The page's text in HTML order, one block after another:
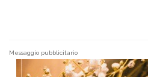
Messaggio pubblicitario